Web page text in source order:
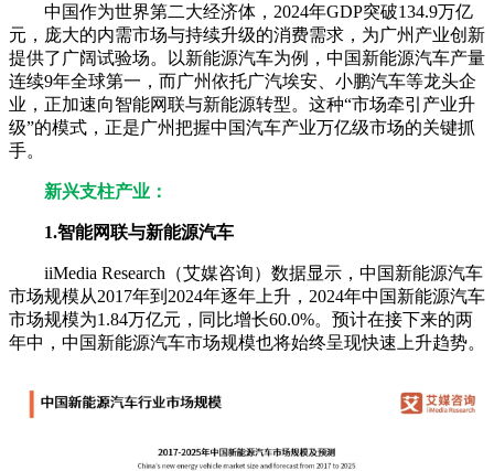
中国作为世界第二大经济体，2024年GDP突破134.9万亿
元，庞大的内需市场与持续升级的消费需求，为广州产业创新
提供了广阔试验场。以新能源汽车为例，中国新能源汽车产量
连续9年全球第一，而广州依托广汽埃安、小鹏汽车等龙头企
业，正加速向智能网联与新能源转型。这种“市场牵引产业升
级”的模式，正是广州把握中国汽车产业万亿级市场的关键抓
手。
新兴支柱产业：
1.智能网联与新能源汽车
iiMedia Research（艾媒咨询）数据显示，中国新能源汽车
市场规模从2017年到2024年逐年上升，2024年中国新能源汽车
市场规模为1.84万亿元，同比增长60.0%。预计在接下来的两
年中，中国新能源汽车市场规模也将始终呈现快速上升趋势。